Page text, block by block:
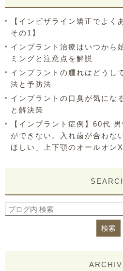
【インビザライン矯正でよく
その1】
インプラント治療はいつから
ミングと注意点を解説
インプラントの腫れはどうし
法と予防法
インプラントの口臭が気にな
と解決策
【インプラント症例】60代
ができない。入れ歯が合わな
ほしい」上下顎のオールオン